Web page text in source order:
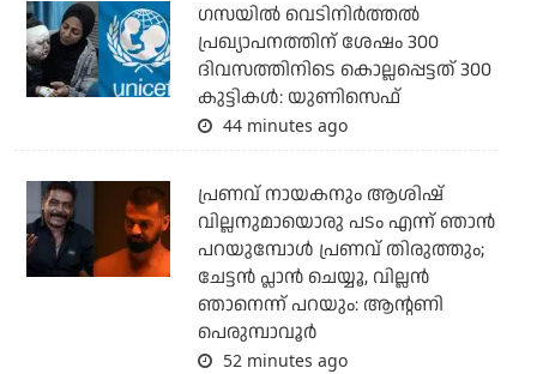
ഗസയില്‍ വെടിനിര്‍ത്തല്‍
പ്രഖ്യാപനത്തിന് ശേഷം 300
ദിവസത്തിനിടെ കൊല്ലപ്പെട്ടത് 300
കുട്ടികള്‍: യുണിസെഫ്
44 minutes ago
പ്രണവ് നായകനും ആശിഷ്
വില്ലനുമായൊരു പടം എന്ന് ഞാന്‍
പറയുമ്പോള്‍ പ്രണവ് തിരുത്തും;
ചേട്ടന്‍ പ്ലാന്‍ ചെയ്യൂ, വില്ലന്‍
ഞാനെന്ന് പറയും: ആന്റണി
പെരുമ്പാവൂര്‍
52 minutes ago